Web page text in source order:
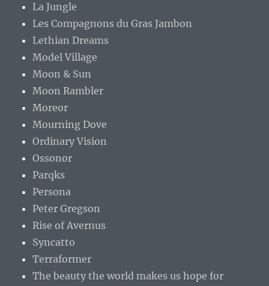
La Jungle
Les Compagnons du Gras Jambon
Lethian Dreams
Model Village
Moon & Sun
Moon Rambler
Moreor
Mourning Dove
Ordinary Vision
Ossonor
Parqks
Persona
Peter Gregson
Rise of Avernus
Syncatto
Terraformer
The beauty the world makes us hope for